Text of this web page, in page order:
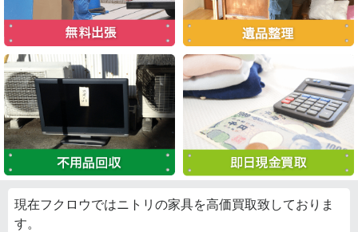
現在フクロウではニトリの家具を高価買取致しておりま
す。